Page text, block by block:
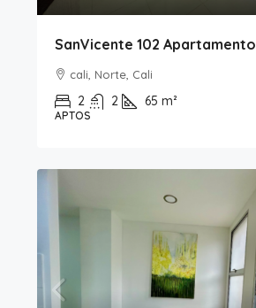
SanVicente 102 Apartamento
cali, Norte, Cali
2 2 65 m²
APTOS